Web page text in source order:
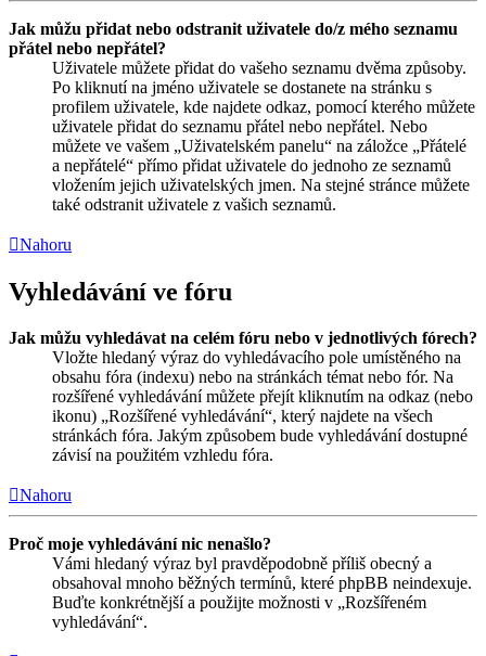
Jak můžu přidat nebo odstranit uživatele do/z mého seznamu
přátel nebo nepřátel?
Uživatele můžete přidat do vašeho seznamu dvěma způsoby.
Po kliknutí na jméno uživatele se dostanete na stránku s
profilem uživatele, kde najdete odkaz, pomocí kterého můžete
uživatele přidat do seznamu přátel nebo nepřátel. Nebo
můžete ve vašem „Uživatelském panelu“ na záložce „Přátelé
a nepřátelé“ přímo přidat uživatele do jednoho ze seznamů
vložením jejich uživatelských jmen. Na stejné stránce můžete
také odstranit uživatele z vašich seznamů.
Nahoru
Vyhledávání ve fóru
Jak můžu vyhledávat na celém fóru nebo v jednotlivých fórech?
Vložte hledaný výraz do vyhledávacího pole umístěného na
obsahu fóra (indexu) nebo na stránkách témat nebo fór. Na
rozšířené vyhledávání můžete přejít kliknutím na odkaz (nebo
ikonu) „Rozšířené vyhledávání“, který najdete na všech
stránkách fóra. Jakým způsobem bude vyhledávání dostupné
závisí na použitém vzhledu fóra.
Nahoru
Proč moje vyhledávání nic nenašlo?
Vámi hledaný výraz byl pravděpodobně příliš obecný a
obsahoval mnoho běžných termínů, které phpBB neindexuje.
Buďte konkrétnější a použijte možnosti v „Rozšířeném
vyhledávání“.